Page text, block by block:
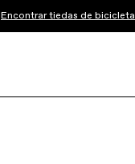
Encontrar tiedas de